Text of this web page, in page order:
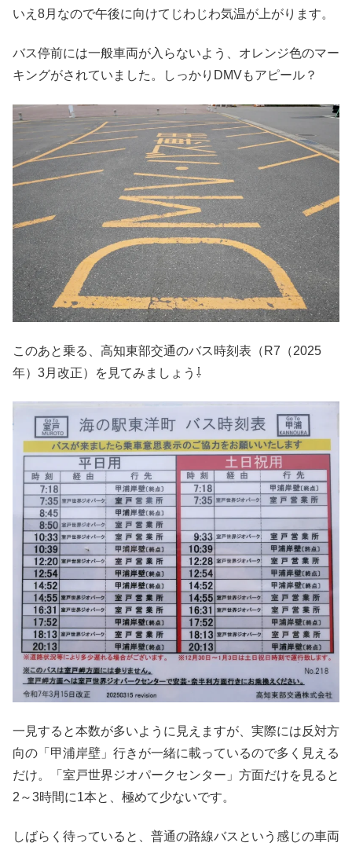
いえ8月なので午後に向けてじわじわ気温が上がります。
バス停前には一般車両が入らないよう、オレンジ色のマー
キングがされていました。しっかりDMVもアピール？
このあと乗る、高知東部交通のバス時刻表（R7（2025
年）3月改正）を見てみましょう⇩
一見すると本数が多いように見えますが、実際には反対方
向の「甲浦岸壁」行きが一緒に載っているので多く見える
だけ。「室戸世界ジオパークセンター」方面だけを見ると
2～3時間に1本と、極めて少ないです。
しばらく待っていると、普通の路線バスという感じの車両